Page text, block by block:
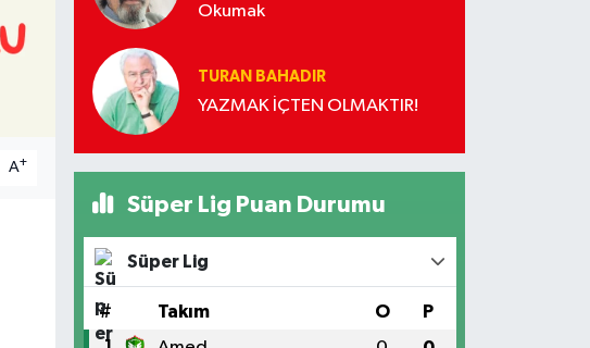
A+
Okumak
TURAN BAHADIR
YAZMAK İÇTEN OLMAKTIR!
Süper Lig Puan Durumu
Süper Lig
# Takım O P